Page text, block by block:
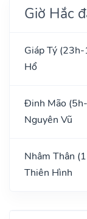
Giờ Hắc
Giáp Tý (23h-
Hổ
Đinh Mão
Nguyên Vũ
Nhâm Thân
Thiên Hình